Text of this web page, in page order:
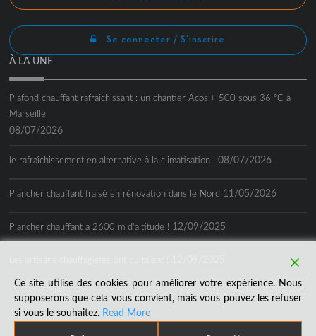
Se connecter / S'inscrire
À LA UNE
Plafond chauffant rafraîchissant : un chantier Acosi+ 500 sous 36 °C à
Marseille
08/07/2026
le rafraîchissement en alternative à la climatisation ! 08/07/2026
Plancher chauffant fraisé en rénovation dans le Nord 11/05/2026
Plancher chauffant à 2600 m d’altitude ! 12/09/2025
Ce site utilise des cookies pour améliorer votre expérience. Nous
supposerons que cela vous convient, mais vous pouvez les refuser
si vous le souhaitez. Read More